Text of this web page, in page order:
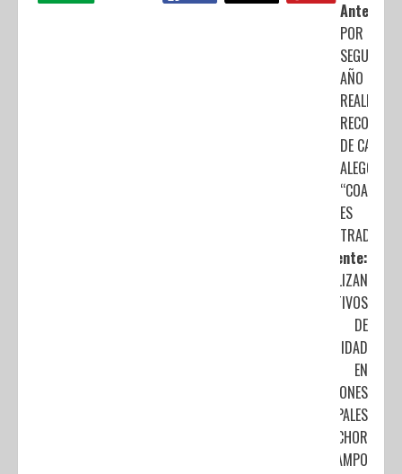
Anterior:
POR
SEGUNDO
AÑO
REALIZAN
DE CARROS
“COACALCO
ES
Siguiente:
REALIZAN
OPERATIVOS
DE
SEGURIDAD
EN
PANTEONES
MUNICIPALES
DE MELCHOR
OCAMPO